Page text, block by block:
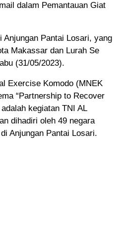
dalam Pemantauan Giat
Anjungan Pantai Losari, yang
Makassar dan Lurah Se
(31/05/2023).
Exercise Komodo (MNEK
“Partnership to Recover
kegiatan TNI AL
dihadiri oleh 49 negara
Anjungan Pantai Losari.